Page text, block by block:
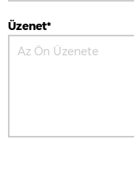
Üzenet*